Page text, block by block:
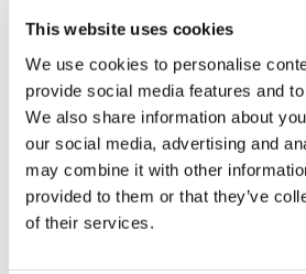
This website uses cookies
We use cookies to personalise
provide social media features and
We also share information about
our social media, advertising and
may combine it with other
provided to them or that they’ve
of their services.
možnostem. Zapomeňte
z odmítnutí. Teď je čas vzít
vlastních rukou!
Navštivte naše webové
jednoduchý formulář a
snadné je získat potřebné